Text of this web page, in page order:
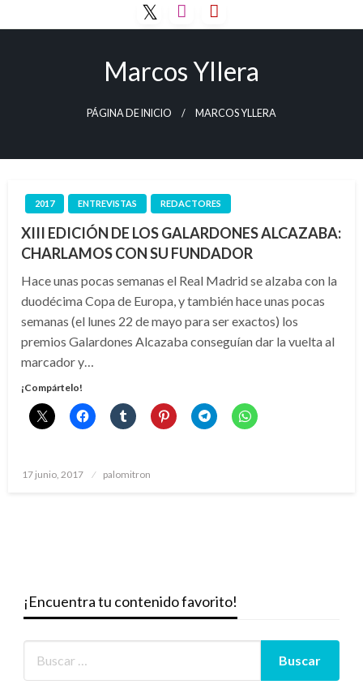
al
Marcos Yllera
PÁGINA DE INICIO MARCOS YLLERA
2017 ENTREVISTAS REDACTORES
XIII EDICIÓN DE LOS GALARDONES ALCAZABA:
CHARLAMOS CON SU FUNDADOR
Hace unas pocas semanas el Real Madrid se alzaba con la
duodécima Copa de Europa, y también hace unas pocas
semanas (el lunes 22 de mayo para ser exactos) los
premios Galardones Alcazaba conseguían dar la vuelta al
marcador y…
¡Compártelo!
Publicado
17 junio, 2017 palomitron
¡Encuentra tu contenido favorito!